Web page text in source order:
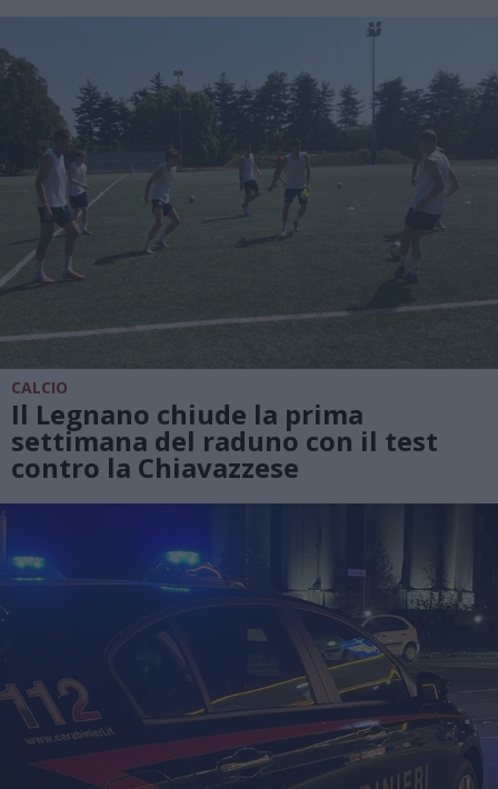
CALCIO
Il Legnano chiude la prima
settimana del raduno con il test
contro la Chiavazzese